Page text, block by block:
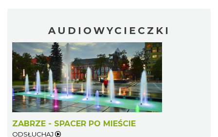
AUDIOWYCIECZKI
ZABRZE - SPACER PO MIEŚCIE
ODSŁUCHAJ